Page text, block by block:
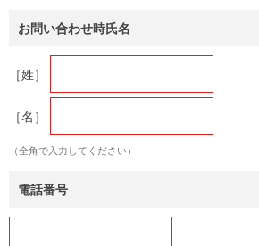
お問い合わせ時氏名
［姓］
［名］
（全角で入力してください）
電話番号